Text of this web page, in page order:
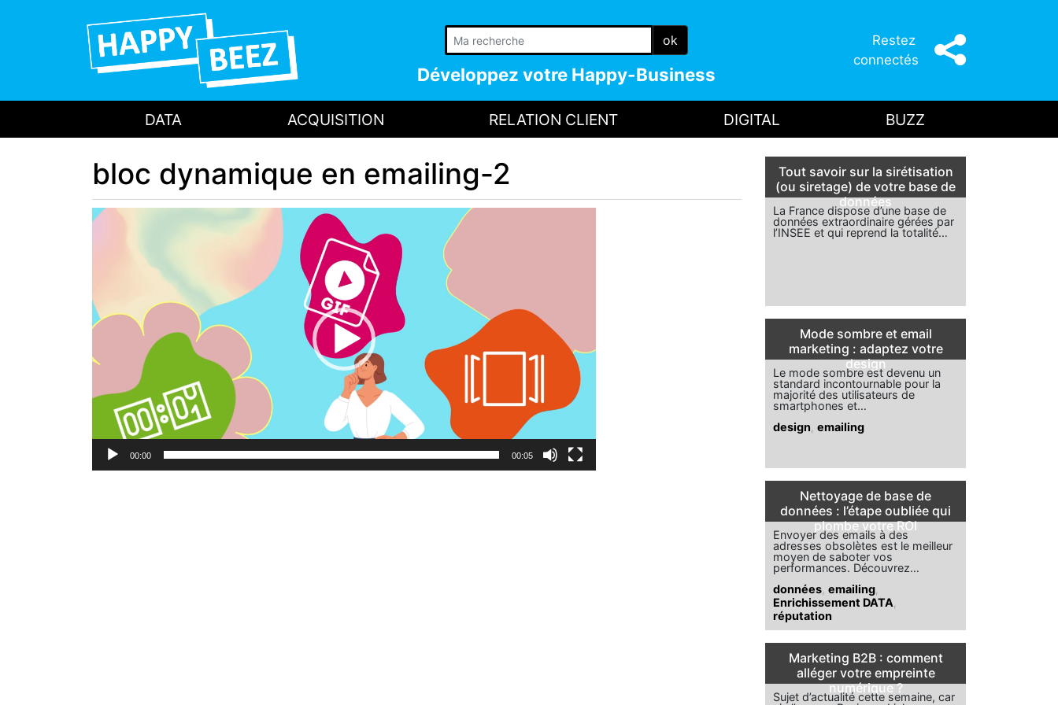
ok
Développez votre Happy-Business
Restez
connectés
DATA ACQUISITION RELATION CLIENT DIGITAL BUZZ
bloc dynamique en emailing-2
Lecteur
00:00 00:05
Tout savoir sur la sirétisation
(ou siretage) de votre base de
données
La France dispose d’une base de
données extraordinaire gérées par
l’INSEE et qui reprend la totalité…
Mode sombre et email
marketing : adaptez votre
design
Le mode sombre est devenu un
standard incontournable pour la
majorité des utilisateurs de
smartphones et…
design emailing
Nettoyage de base de
données : l’étape oubliée qui
plombe votre ROI
Envoyer des emails à des
adresses obsolètes est le meilleur
moyen de saboter vos
performances. Découvrez…
données emailing
Enrichissement DATA
réputation
Marketing B2B : comment
alléger votre empreinte
numérique ?
Sujet d’actualité cette semaine, car